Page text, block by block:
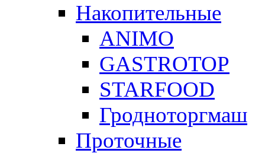
Накопительные
ANIMO
GASTROTOP
STARFOOD
Гродноторгмаш
Проточные